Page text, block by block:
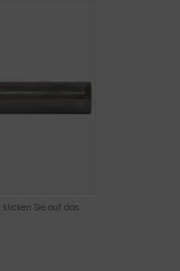
Sie auf das